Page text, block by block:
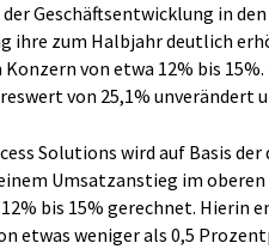
Geschäftsentwicklung in
ihre zum Halbjahr deutlich
von etwa 12% bis
von 25,1% unverändert
Solutions wird auf Basis
Umsatzanstieg im
bis 15% gerechnet.
etwas weniger als 0,5